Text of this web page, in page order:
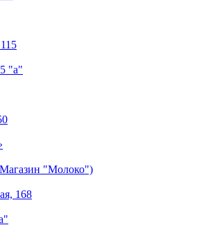
"а"
"Молоко")
168